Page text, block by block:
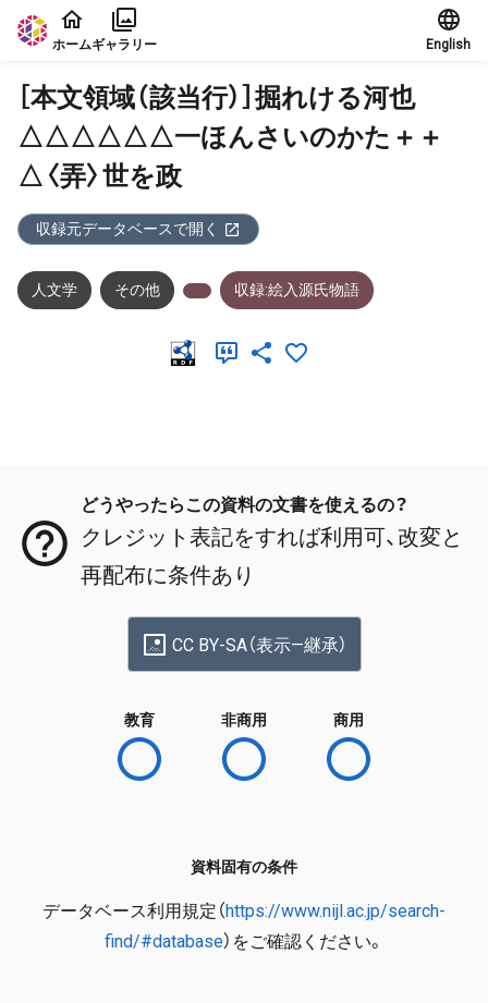
本文に飛ぶ
ホームギャラリー English
［本文領域（該当行）］掘れける河也
△△△△△△一ほんさいのかた＋＋
△〈弄〉世を政
収録元データベースで開く
人文学 その他 収録:絵入源氏物語
どうやったらこの資料の文書を使えるの？
クレジット表記をすれば利用可、改変と
再配布に条件あり
CC BY-SA（表示—継承）
教育 非商用 商用
資料固有の条件
データベース利用規定（https://www.nijl.ac.jp/search-
find/#database）をご確認ください。